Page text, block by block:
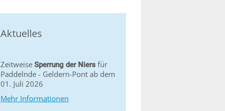
Aktuelles
Zeitweise Sperrung der Niers für
Paddelnde - Geldern-Pont ab dem
01. Juli 2026
Mehr Informationen